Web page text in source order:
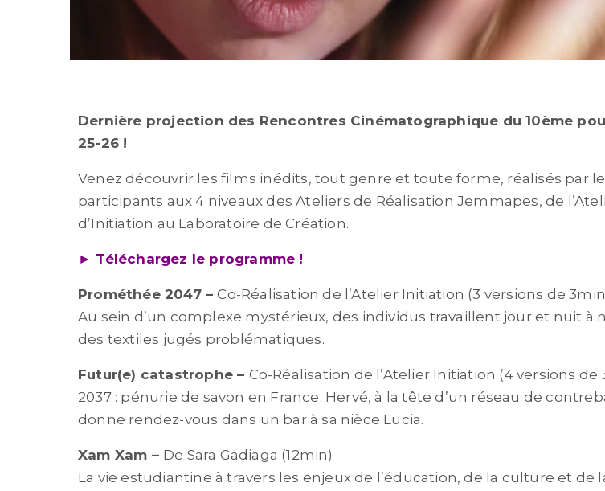
Dernière projection des Rencontres Cinématographique du 10ème
25-26 !
Venez découvrir les films inédits, tout genre et toute forme, réalisés par
participants aux 4 niveaux des Ateliers de Réalisation Jemmapes, de
d’Initiation au Laboratoire de Création.
► Téléchargez le programme !
Prométhée 2047 –Co-Réalisation de l’Atelier Initiation (3 versions de
Au sein d’un complexe mystérieux, des individus travaillent jour et nuit à
des textiles jugés problématiques.
Futur(e) catastrophe – Co-Réalisation de l’Atelier Initiation (4 versions de
2037 : pénurie de savon en France. Hervé, à la tête d’un réseau de
donne rendez-vous dans un bar à sa nièce Lucia.
Xam Xam – De Sara Gadiaga (12min)
La vie estudiantine à travers les enjeux de l’éducation, de la culture et de